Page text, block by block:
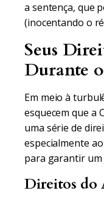
a sentença, que
(inocentando o
Seus
Durante
Em meio à
esquecem que a
uma série de
especialmente
para garantir
Direitos do